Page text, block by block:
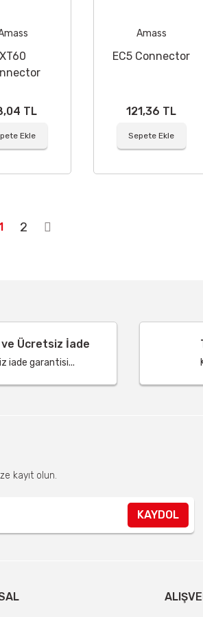
XT60
TL
Ekle
Amass
EC5 Connector
121,36 TL
Sepete Ekle
2
ve Ücretsiz İade
iade garantisi...
kayıt olun.
KAYDOL